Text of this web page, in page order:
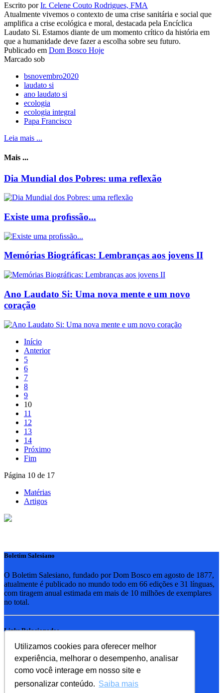
Utilizamos cookies para oferecer melhor
experiência, melhorar o desempenho, analisar
como você interage em nosso site e
personalizar conteúdo. Saiba mais
Escrito porIr. Celene Couto Rodrigues, FMA
Atualmente vivemos o contexto de uma crise sanitária e social que
amplifica a crise ecológica e moral, destacada pela Encíclica
Laudato Si. Estamos diante de um momento crítico da história em
que a humanidade deve fazer a escolha sobre seu futuro.
Publicado em Dom Bosco Hoje
Marcado sob
bsnovembro2020
laudato si
ano laudato si
ecologia
ecologia integral
Papa Francisco
Leia mais ...
Mais ...
Dia Mundial dos Pobres: uma reflexão
Existe uma proﬁssão...
Memórias Biográficas: Lembranças aos jovens II
Ano Laudato Si: Uma nova mente e um novo
coração
Início
Anterior
5
6
7
8
9
10
11
12
13
14
Próximo
Fim
Página 10 de 17
Matérias
Artigos
Boletim Salesiano
O Boletim Salesiano, fundado por Dom Bosco em agosto de 1877,
atualmente é publicado no mundo todo em 66 edições e 31 línguas,
com tiragem anual estimada em mais de 10 milhões de exemplares
no total.
Links Relacionados
RSB - Rede Salesiana Brasil
EDEBE - Editora
UPV - União pela Vida
Familia Salesiana